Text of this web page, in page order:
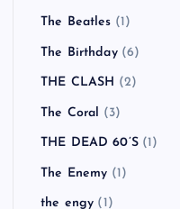
The Beatles (1)
The Birthday(6)
THE CLASH (2)
The Coral (3)
THE DEAD 60’S(1)
The Enemy (1)
the engy (1)